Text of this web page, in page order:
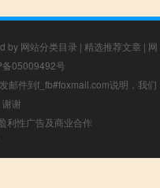
by 网站分类目录 | 精选推荐文章 | 网
备05009492号
邮件到f_fb#foxmail.com说明，我们
谢
利性广告及商业合作